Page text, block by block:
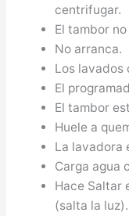
centrifugar.
El tambor
No arranca.
Los lavados
El
El tambor
Huele a
La lavadora
Carga agua
Hace Saltar
(salta la luz).